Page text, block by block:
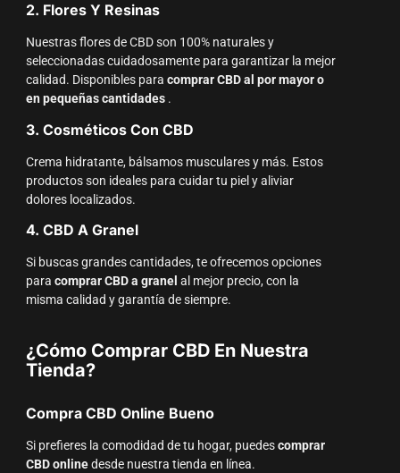
2. Flores Y Resinas
Nuestras flores de CBD son 100% naturales y
seleccionadas cuidadosamente para garantizar la mejor
calidad. Disponibles para comprar CBD al por mayor o
en pequeñas cantidades.
3. Cosméticos Con CBD
Crema hidratante, bálsamos musculares y más. Estos
productos son ideales para cuidar tu piel y aliviar
dolores localizados.
4. CBD A Granel
Si buscas grandes cantidades, te ofrecemos opciones
para comprar CBD a granel al mejor precio, con la
misma calidad y garantía de siempre.
¿Cómo Comprar CBD En Nuestra
Tienda?
Compra CBD Online Bueno
Si prefieres la comodidad de tu hogar, puedescomprar
CBD onlinedesde nuestra tienda en línea.